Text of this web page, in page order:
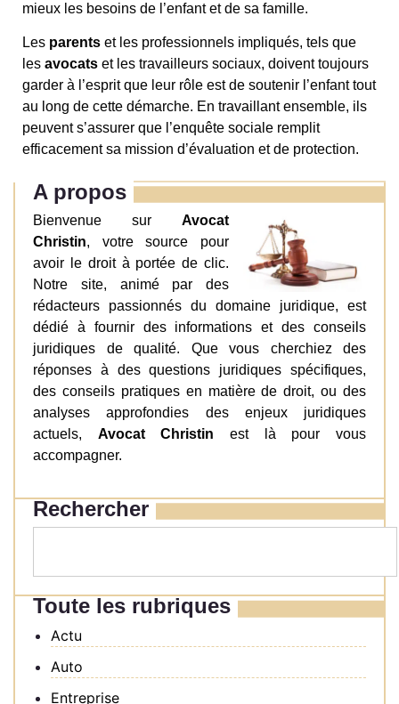
mieux les besoins de l’enfant et de sa famille.
Les parents et les professionnels impliqués, tels que
les avocats et les travailleurs sociaux, doivent toujours
garder à l’esprit que leur rôle est de soutenir l’enfant tout
au long de cette démarche. En travaillant ensemble, ils
peuvent s’assurer que l’enquête sociale remplit
efficacement sa mission d’évaluation et de protection.
A propos
Bienvenue sur Avocat
Christin, votre source pour
avoir le droit à portée de clic.
Notre site, animé par des
rédacteurs passionnés du domaine juridique, est
dédié à fournir des informations et des conseils
juridiques de qualité. Que vous cherchiez des
réponses à des questions juridiques spécifiques,
des conseils pratiques en matière de droit, ou des
analyses approfondies des enjeux juridiques
actuels, Avocat Christin est là pour vous
accompagner.
Rechercher
Toute les rubriques
Actu
Auto
Entreprise